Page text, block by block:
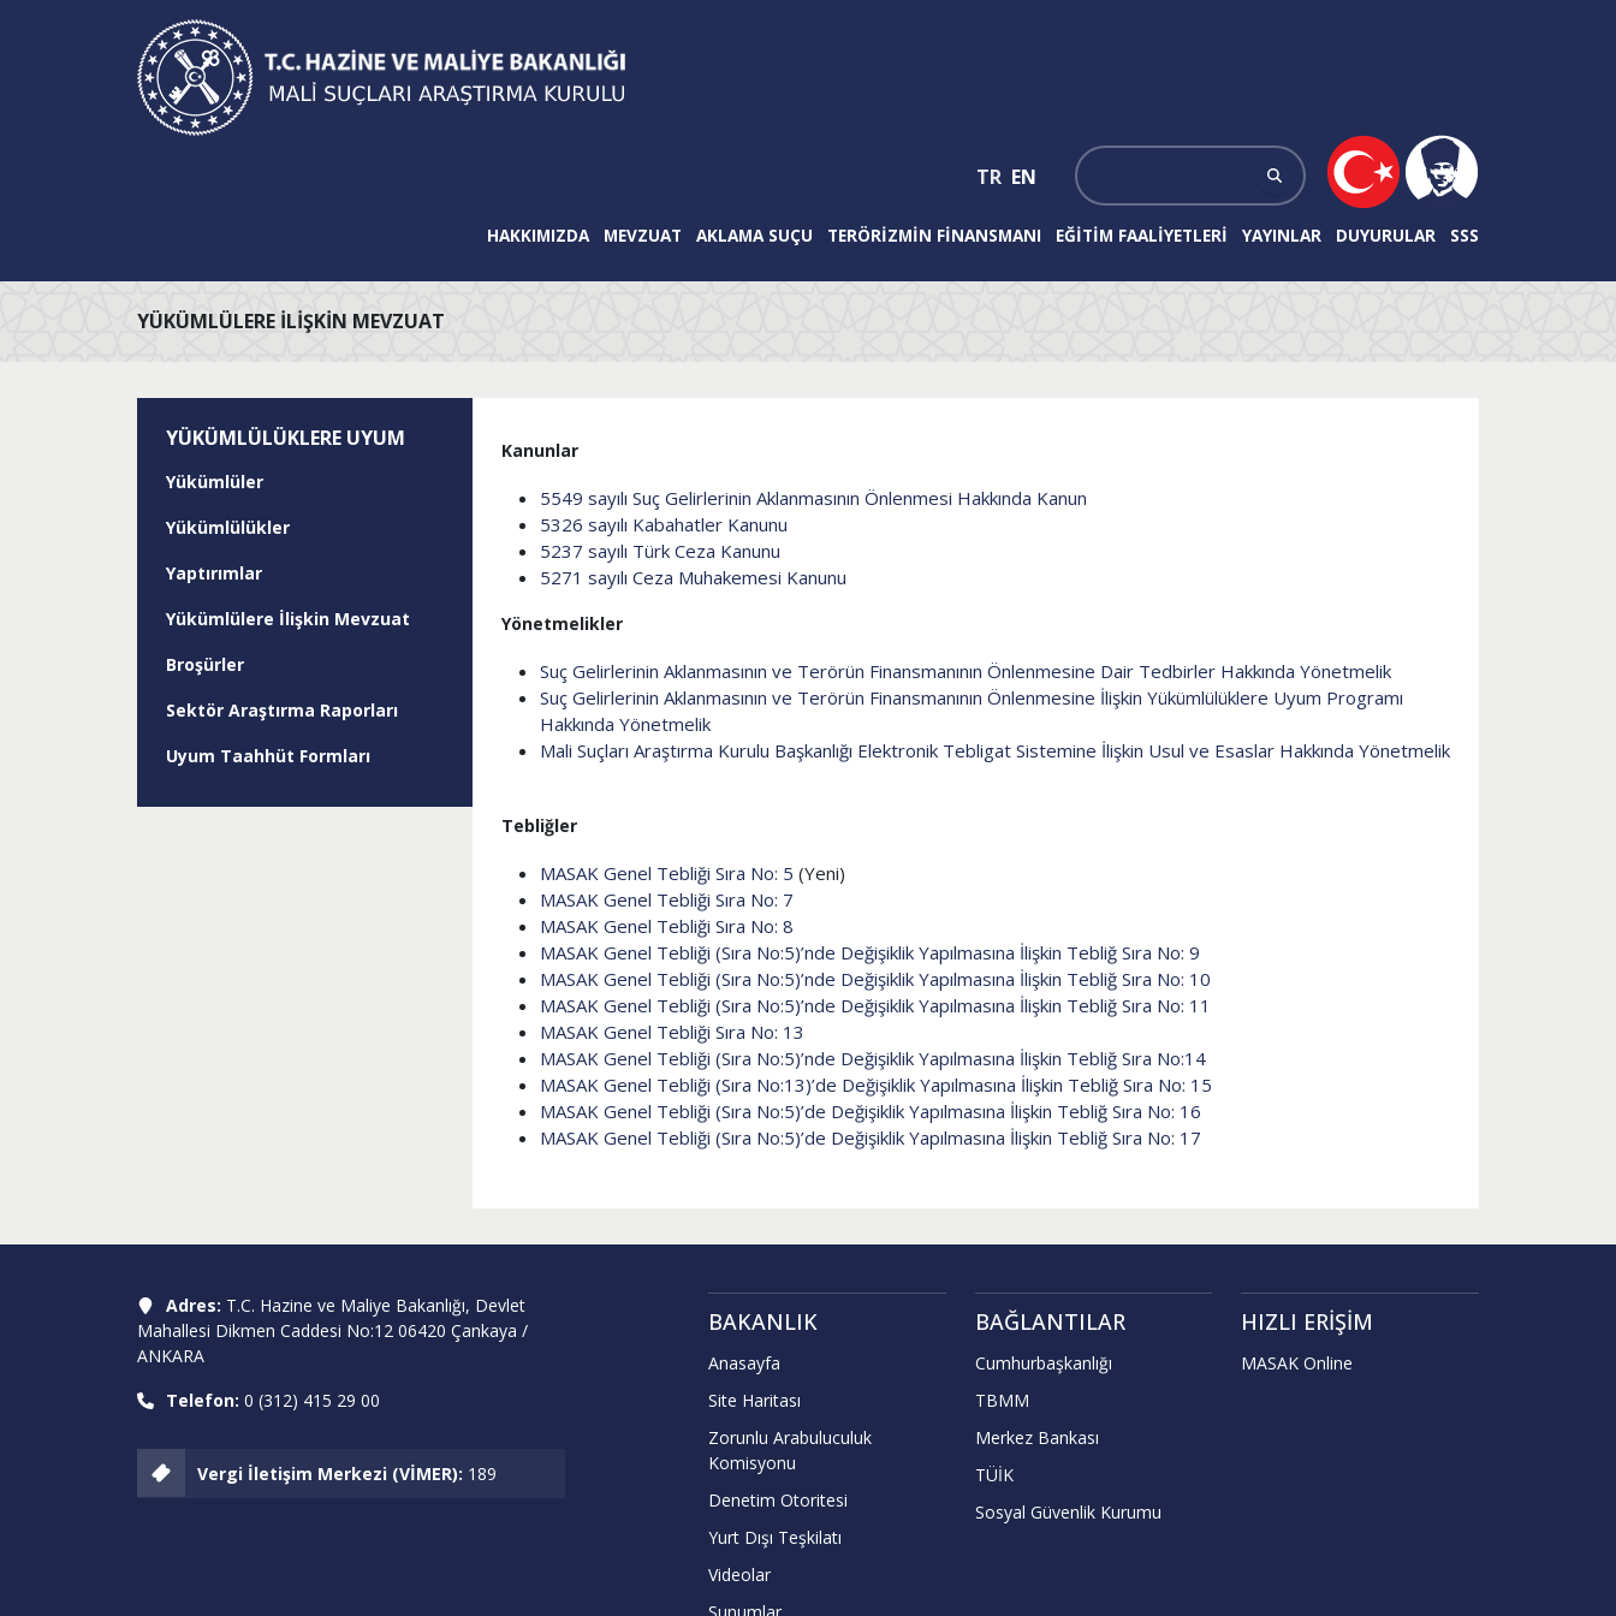
TR EN
HAKKIMIZDA MEVZUAT AKLAMA SUÇU TERÖRIZMIN FINANSMANI EĞITIM FAALIYETLERI YAYINLAR DUYURULAR SSS
YÜKÜMLÜLERE İLİŞKİN MEVZUAT
YÜKÜMLÜLÜKLERE UYUM
Yükümlüler
Yükümlülükler
Yaptırımlar
Yükümlülere İlişkin Mevzuat
Broşürler
Sektör Araştırma Raporları
Uyum Taahhüt Formları
Kanunlar
5549 sayılı Suç Gelirlerinin Aklanmasının Önlenmesi Hakkında Kanun
5326 sayılı Kabahatler Kanunu
5237 sayılı Türk Ceza Kanunu
5271 sayılı Ceza Muhakemesi Kanunu
Yönetmelikler
Suç Gelirlerinin Aklanmasının ve Terörün Finansmanının Önlenmesine Dair Tedbirler Hakkında Yönetmelik
Suç Gelirlerinin Aklanmasının ve Terörün Finansmanının Önlenmesine İlişkin Yükümlülüklere Uyum Programı
Hakkında Yönetmelik
Mali Suçları Araştırma Kurulu Başkanlığı Elektronik Tebligat Sistemine İlişkin Usul ve Esaslar Hakkında Yönetmelik
Tebliğler
MASAK Genel Tebliği Sıra No: 5 (Yeni)
MASAK Genel Tebliği Sıra No: 7
MASAK Genel Tebliği Sıra No: 8
MASAK Genel Tebliği (Sıra No:5)’nde Değişiklik Yapılmasına İlişkin Tebliğ Sıra No: 9
MASAK Genel Tebliği (Sıra No:5)’nde Değişiklik Yapılmasına İlişkin Tebliğ Sıra No: 10
MASAK Genel Tebliği (Sıra No:5)’nde Değişiklik Yapılmasına İlişkin Tebliğ Sıra No: 11
MASAK Genel Tebliği Sıra No: 13
MASAK Genel Tebliği (Sıra No:5)’nde Değişiklik Yapılmasına İlişkin Tebliğ Sıra No:14
MASAK Genel Tebliği (Sıra No:13)’de Değişiklik Yapılmasına İlişkin Tebliğ Sıra No: 15
MASAK Genel Tebliği (Sıra No:5)’de Değişiklik Yapılmasına İlişkin Tebliğ Sıra No: 16
MASAK Genel Tebliği (Sıra No:5)’de Değişiklik Yapılmasına İlişkin Tebliğ Sıra No: 17
Adres: T.C. Hazine ve Maliye Bakanlığı, Devlet
Mahallesi Dikmen Caddesi No:12 06420 Çankaya /
ANKARA
Telefon: 0 (312) 415 29 00
Vergi İletişim Merkezi (VİMER): 189
BAKANLIK
Anasayfa
Site Haritası
Zorunlu Arabuluculuk
Komisyonu
Denetim Otoritesi
Yurt Dışı Teşkilatı
Videolar
BAĞLANTILAR
Cumhurbaşkanlığı
TBMM
Merkez Bankası
TÜİK
Sosyal Güvenlik Kurumu
HIZLI ERIŞIM
MASAK Online